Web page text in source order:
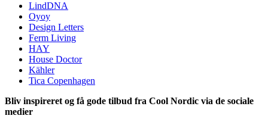
LindDNA
Oyoy
Design Letters
Ferm Living
HAY
House Doctor
Kähler
Tica Copenhagen
Bliv inspireret og få gode tilbud fra Cool Nordic via de sociale
medier